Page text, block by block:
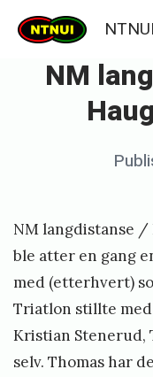
Skip
contentNM
NM langdistanse /
ble atter en gang
med (etterhvert)
Triatlon stillte
Kristian Stenerud,
selv. Thomas har